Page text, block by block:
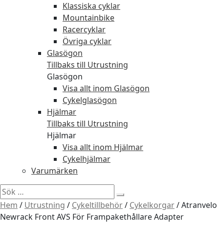
Klassiska cyklar
Mountainbike
Racercyklar
Övriga cyklar
Glasögon
Tillbaks till Utrustning
Glasögon
Visa allt inom Glasögon
Cykelglasögon
Hjälmar
Tillbaks till Utrustning
Hjälmar
Visa allt inom Hjälmar
Cykelhjälmar
Varumärken
Sök
efter:
Hem / Utrustning / Cykeltillbehör/ Cykelkorgar/Atranvelo
Newrack Front AVS För Frampakethållare Adapter